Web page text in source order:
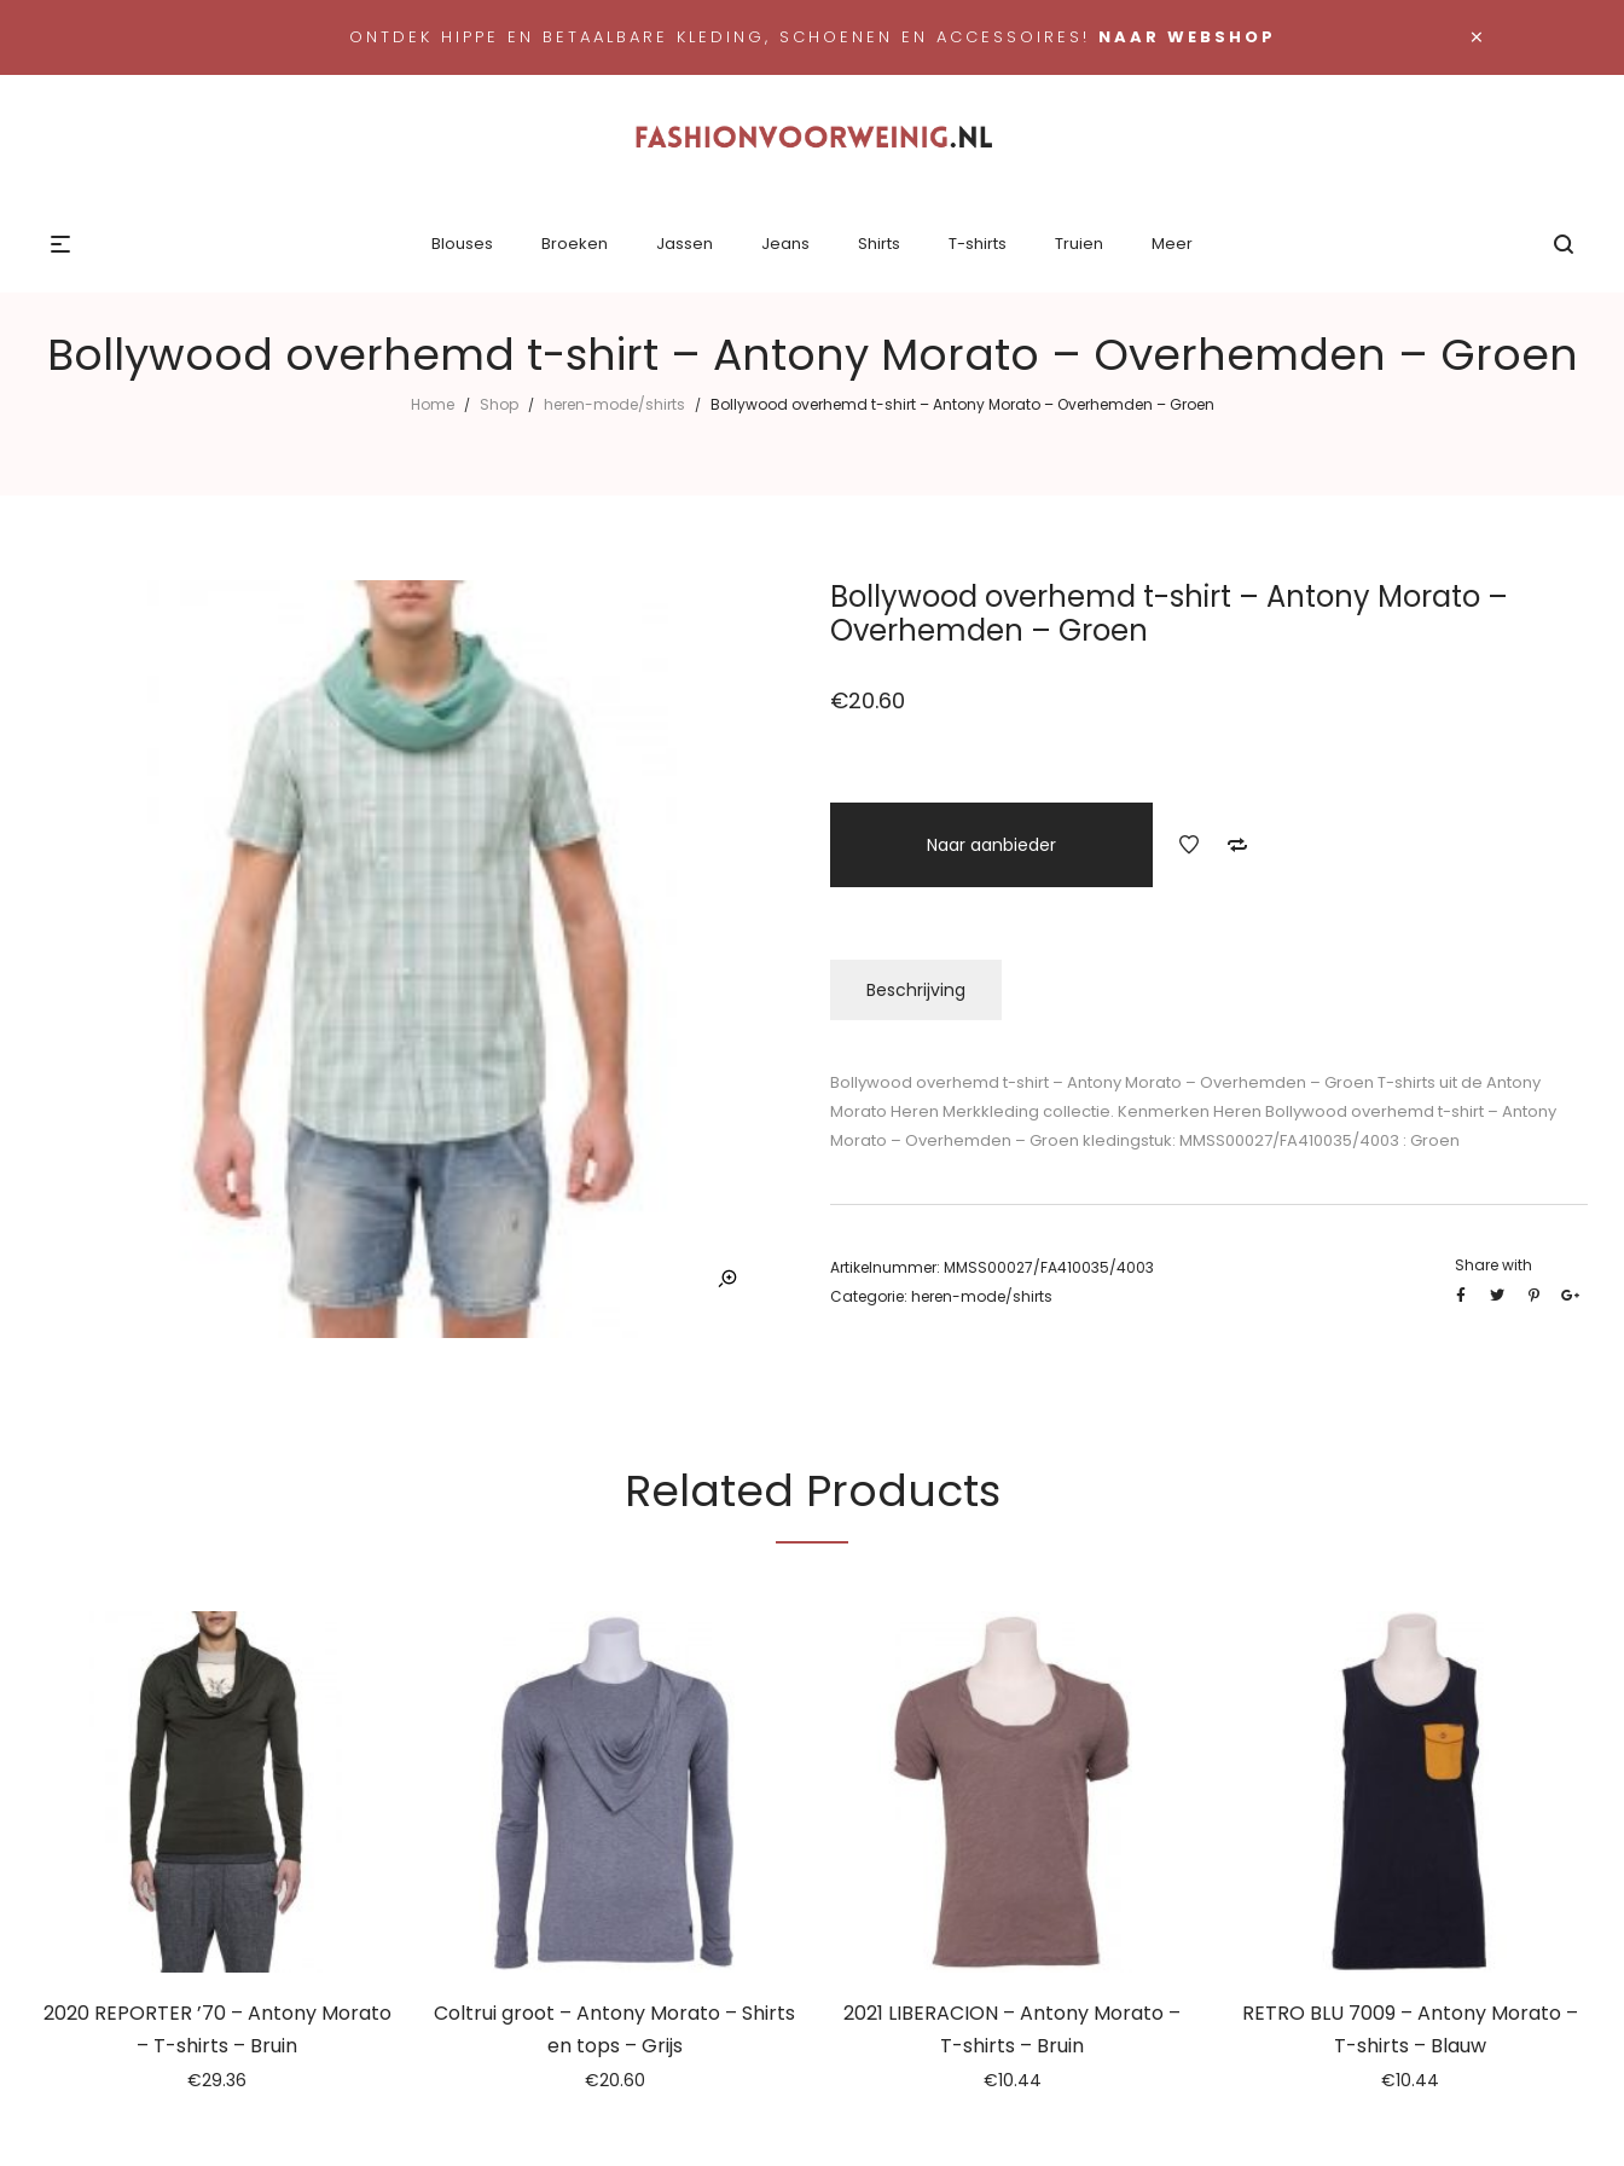
×
ONTDEK HIPPE EN BETAALBARE KLEDING, SCHOENEN EN ACCESSOIRES! NAAR WEBSHOP
Blouses Broeken Jassen Jeans Shirts T-shirts Truien Meer
Bollywood overhemd t-shirt – Antony Morato – Overhemden – Groen
Home / Shop / heren-mode/shirts / Bollywood overhemd t-shirt – Antony Morato – Overhemden – Groen
Bollywood overhemd t-shirt – Antony Morato –
Overhemden – Groen
€20.60
Naar aanbieder
Beschrijving
Bollywood overhemd t-shirt – Antony Morato – Overhemden – Groen T-shirts uit de Antony
Morato Heren Merkkleding collectie. Kenmerken Heren Bollywood overhemd t-shirt – Antony
Morato – Overhemden – Groen kledingstuk: MMSS00027/FA410035/4003 : Groen
Artikelnummer: MMSS00027/FA410035/4003
Categorie: heren-mode/shirts
Share with
Related Products
2020 REPORTER ’70 – Antony Morato
– T-shirts – Bruin
€29.36
Coltrui groot – Antony Morato – Shirts
en tops – Grijs
€20.60
2021 LIBERACION – Antony Morato –
T-shirts – Bruin
€10.44
RETRO BLU 7009 – Antony Morato –
T-shirts – Blauw
€10.44